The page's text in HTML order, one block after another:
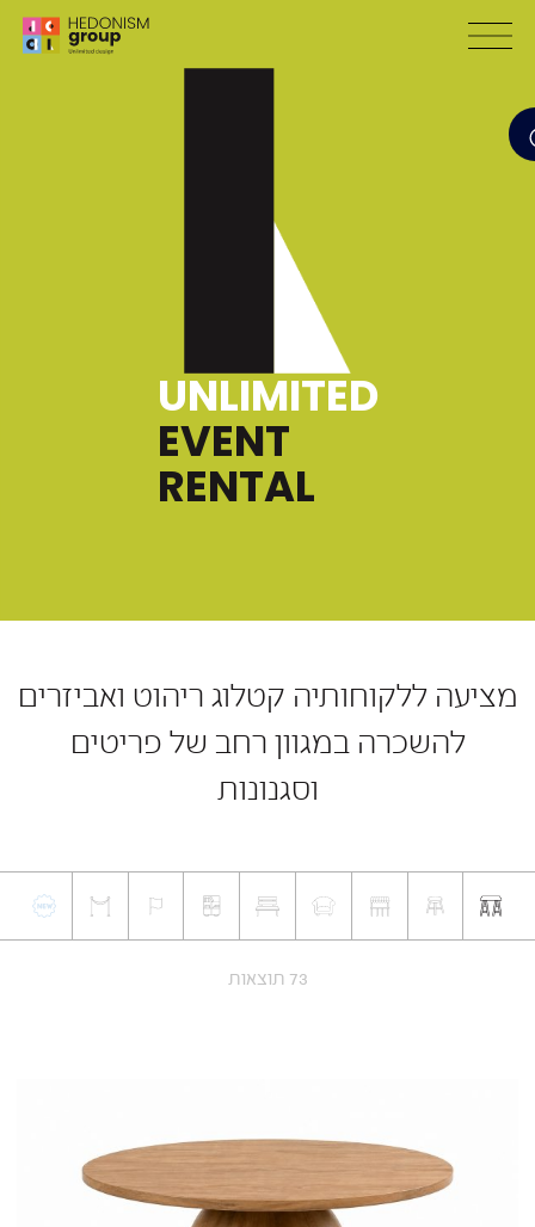
UNLIMITED
EVENT
RENTAL
מציעה ללקוחותיה קטלוג ריהוט ואביזרים
להשכרה במגוון רחב של פריטים
וסגנונות
73 תוצאות